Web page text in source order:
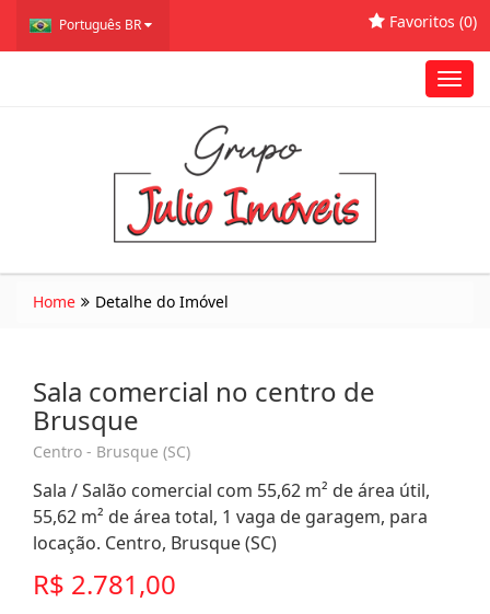
Português BR Favoritos (0)
Home Detalhe do Imóvel
Sala comercial no centro de
Brusque
Centro - Brusque (SC)
Sala / Salão comercial com 55,62 m² de área útil,
55,62 m² de área total, 1 vaga de garagem, para
locação. Centro, Brusque (SC)
R$ 2.781,00